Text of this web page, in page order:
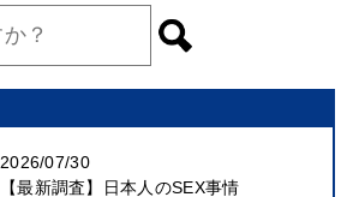
2026/07/30
【最新調査】日本人のSEX事情